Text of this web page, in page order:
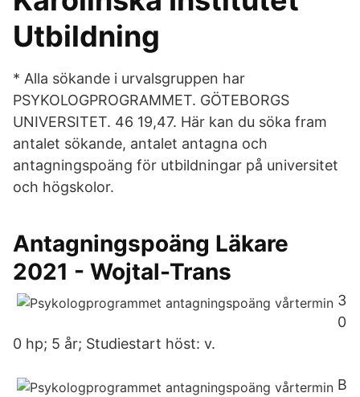
Utbildning
* Alla sökande i urvalsgruppen har
PSYKOLOGPROGRAMMET. GÖTEBORGS
UNIVERSITET. 46 19,47. Här kan du söka fram
antalet sökande, antalet antagna och
antagningspoäng för utbildningar på universitet
och högskolor.
Antagningspoäng Läkare
2021 - Wojtal-Trans
3
0
0 hp; 5 år; Studiestart höst: v.
B